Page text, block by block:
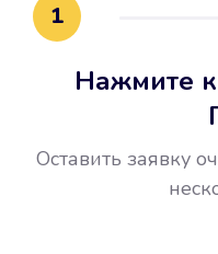
1
Нажмите
Оставить заявку